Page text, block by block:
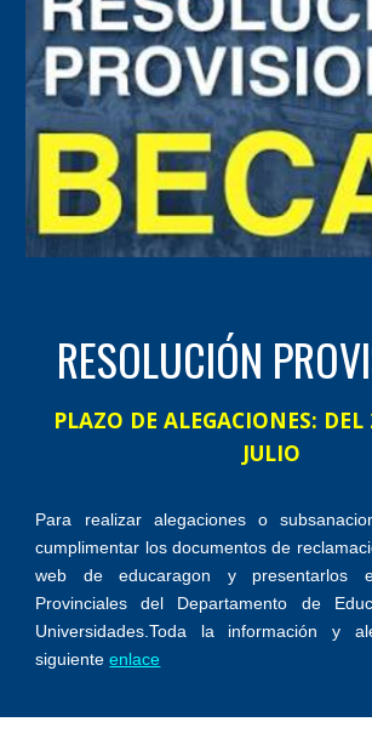
RESOLUCIÓN
PLAZO DE ALEGACIONES:
JULIO
Para realizar alegaciones o
cumplimentar los documentos de
web de educaragon y presentarlos
Provinciales del Departamento de
Universidades.Toda la información y
siguienteenlace